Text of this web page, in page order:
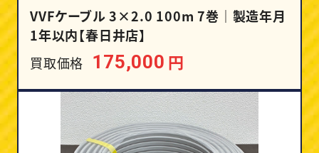
VVFケーブル 3×2.0 100m 7巻｜製造年月
1年以内【春日井店】
買取価格 175,000 円